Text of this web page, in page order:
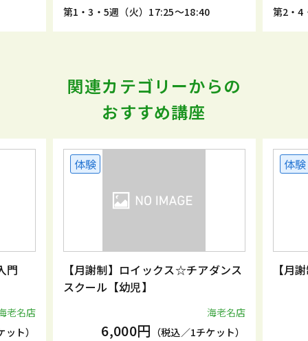
第1・3・5週（火）17:25～18:40
第2・4
関連カテゴリーからの
おすすめ講座
門
老名店
ト）
体験
【月謝制】ロイックス☆チアダンス
スクール【幼児】
海老名店
6,000円 （税込／1チケット）
体験
【月